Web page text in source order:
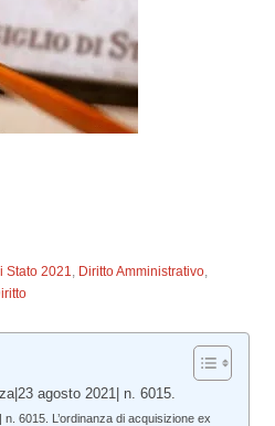
Stato 2021, Diritto Amministrativo,
agosto 2021| n. 6015.
6015. L’ordinanza di acquisizione ex